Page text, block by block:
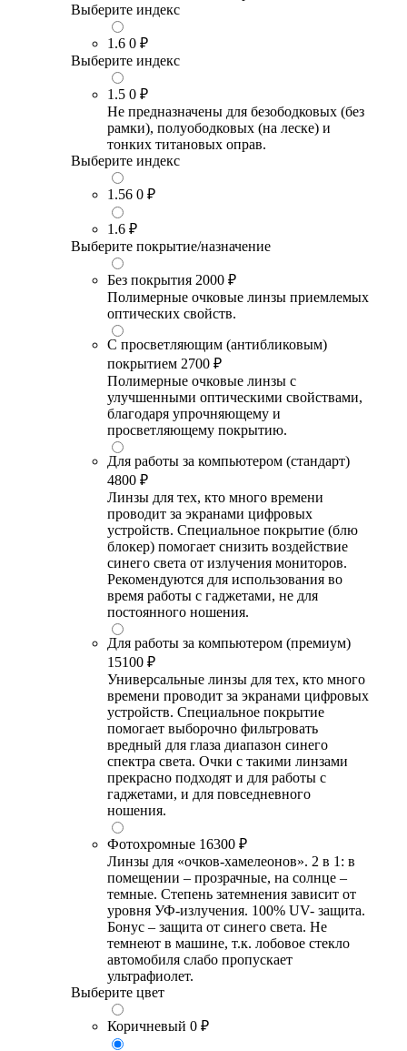
Выберите индекс
1.6 0 ₽
Выберите индекс
1.5 0 ₽
Не предназначены для безободковых (без
рамки), полуободковых (на леске) и
тонких титановых оправ.
Выберите индекс
1.56 0 ₽
1.6 ₽
Выберите покрытие/назначение
Без покрытия 2000 ₽
Полимерные очковые линзы приемлемых
оптических свойств.
С просветляющим (антибликовым)
покрытием 2700 ₽
Полимерные очковые линзы с
улучшенными оптическими свойствами,
благодаря упрочняющему и
просветляющему покрытию.
Для работы за компьютером (стандарт)
4800 ₽
Линзы для тех, кто много времени
проводит за экранами цифровых
устройств. Специальное покрытие (блю
блокер) помогает снизить воздействие
синего света от излучения мониторов.
Рекомендуются для использования во
время работы с гаджетами, не для
постоянного ношения.
Для работы за компьютером (премиум)
15100 ₽
Универсальные линзы для тех, кто много
времени проводит за экранами цифровых
устройств. Специальное покрытие
помогает выборочно фильтровать
вредный для глаза диапазон синего
спектра света. Очки с такими линзами
прекрасно подходят и для работы с
гаджетами, и для повседневного
ношения.
Фотохромные 16300 ₽
Линзы для «очков-хамелеонов». 2 в 1: в
помещении – прозрачные, на солнце –
темные. Степень затемнения зависит от
уровня УФ-излучения. 100% UV- защита.
Бонус – защита от синего света. Не
темнеют в машине, т.к. лобовое стекло
автомобиля слабо пропускает
ультрафиолет.
Выберите цвет
Коричневый 0 ₽